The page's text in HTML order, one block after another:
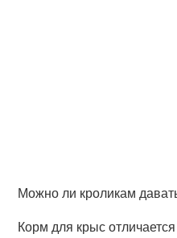
Можно ли кроликам
Корм для крыс